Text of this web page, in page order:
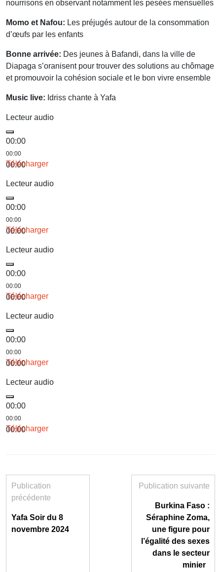
nourrisons en observant notamment les pesées mensuelles
Momo et Nafou: Les préjugés autour de la consommation
d’œufs par les enfants
Bonne arrivée: Des jeunes à Bafandi, dans la ville de
Diapaga s’oranisent pour trouver des solutions au chômage
et promouvoir la cohésion sociale et le bon vivre ensemble
Music live: Idriss chante à Yafa
Lecteur audio
00:00
00:00
00:00
Télécharger
Lecteur audio
00:00
00:00
00:00
Télécharger
Lecteur audio
00:00
00:00
00:00
Télécharger
Lecteur audio
00:00
00:00
00:00
Télécharger
Lecteur audio
00:00
00:00
00:00
Télécharger
Publication
précédente
Yafa Soir du 8
novembre 2024
Publication suivante
Burkina Faso :
Séraphine Zoma,
une figure pour
l’égalité des sexes
dans le secteur
minier